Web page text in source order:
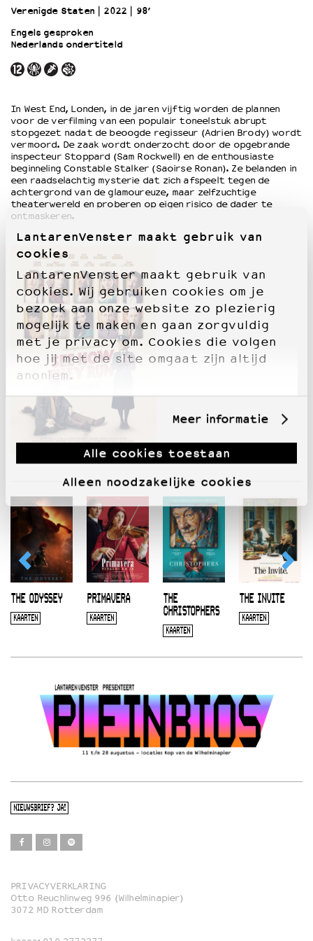
LantarenVenster maakt gebruik van
cookies
LantarenVenster maakt gebruik van
cookies. Wij gebruiken cookies om je
bezoek aan onze website zo plezierig
mogelijk te maken en gaan zorgvuldig
met je privacy om. Cookies die volgen
hoe jij met de site omgaat zijn altijd
anoniem.
Meer informatie
Alle cookies toestaan
Alleen noodzakelijke cookies
OVER LANTARENVENSTER
Werken bij
Word vriend
Historie
Partners
Huisregels
Privacyverklaring
Integriteits- en gedragscode
Duurzaamheid
Culturele boycot Israël
Ruimte voor artistieke vrijheid – VNPF
Verenigde Staten
2022
98’
Engels gesproken
Nederlands ondertiteld
In West End, Londen, in de jaren vijftig worden de plannen
voor de verfilming van een populair toneelstuk abrupt
stopgezet nadat de beoogde regisseur (Adrien Brody) wordt
vermoord. De zaak wordt onderzocht door de opgebrande
inspecteur Stoppard (Sam Rockwell) en de enthousiaste
beginneling Constable Stalker (Saoirse Ronan). Ze belanden in
een raadselachtig mysterie dat zich afspeelt tegen de
achtergrond van de glamoureuze, maar zelfzuchtige
theaterwereld en proberen op eigen risico de dader te
ontmaskeren.
THE ODYSSEY
KAARTEN
PRIMAVERA
KAARTEN
THE
CHRISTOPHERS
KAARTEN
THE INVITE
KAARTEN
NIEUWSBRIEF? JA!
Film
PRIVACYVERKLARING
Otto Reuchlinweg 996 (Wilhelminapier)
3072 MD Rotterdam